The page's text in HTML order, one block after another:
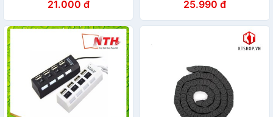
21.000 đ 25.990 đ